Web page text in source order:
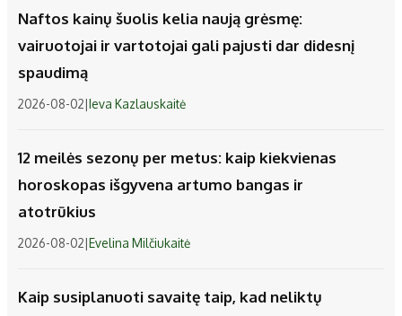
Naftos kainų šuolis kelia naują grėsmę:
vairuotojai ir vartotojai gali pajusti dar didesnį
spaudimą
2026-08-02|Ieva Kazlauskaitė
12 meilės sezonų per metus: kaip kiekvienas
horoskopas išgyvena artumo bangas ir
atotrūkius
2026-08-02|Evelina Milčiukaitė
Kaip susiplanuoti savaitę taip, kad neliktų